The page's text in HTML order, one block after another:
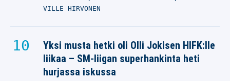
VILLE HIRVONEN
Yksi musta hetki oli Olli Jokisen HIFK:lle
liikaa – SM-liigan superhankinta heti
hurjassa iskussa